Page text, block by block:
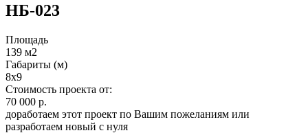
НБ-023
Площадь
139 м2
Габариты (м)
8x9
Стоимость проекта от:
70 000 р.
доработаем этот проект по Вашим пожеланиям или
разработаем новый с нуля